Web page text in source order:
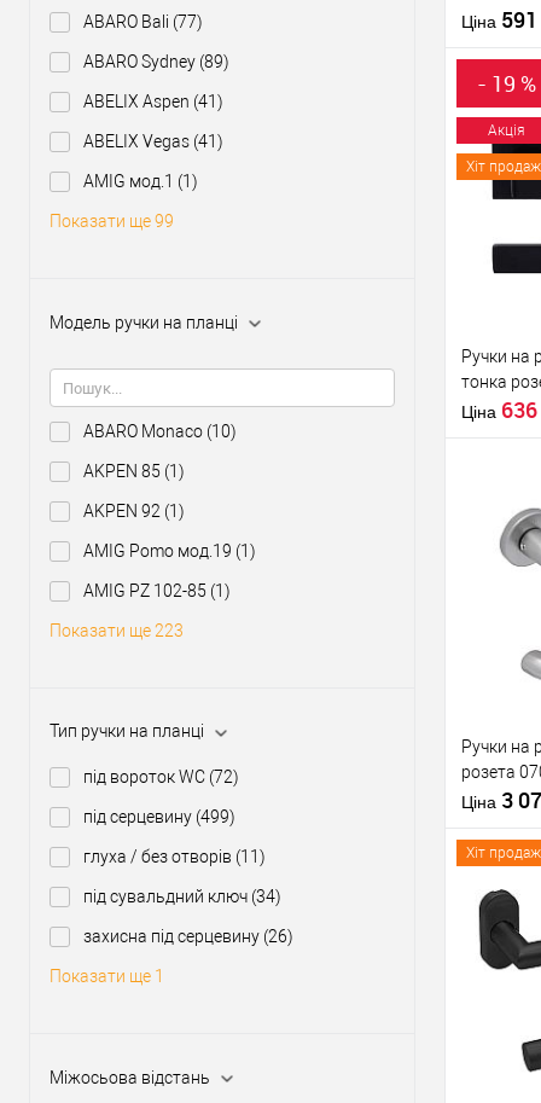
ABARO Bali (77)
ABARO Sydney (89)
ABELIX Aspen (41)
ABELIX Vegas (41)
AMIG мод.1 (1)
Показати ще 99
Модель ручки на планці
ABARO Monaco (10)
AKPEN 85 (1)
AKPEN 92 (1)
AMIG Pomo мод.19 (1)
AMIG PZ 102-85 (1)
Показати ще 223
Тип ручки на планці
під вороток WC (72)
під серцевину (499)
глуха / без отворів (11)
під сувальдний ключ (34)
захисна під серцевину (26)
Показати ще 1
Міжосьова відстань
Матеріал
Країна
розеті
сталь
Ціна 591
У
Матеріал
Модель
- 19 %
Акція
Хіт
Ручки на
тонка
Ціна 636
Матеріал
Країна
Модель
розеті
Ручки на
розета
Ціна 3
Хіт